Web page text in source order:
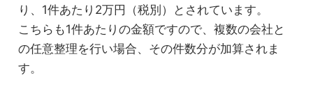
り、1件あたり2万円（税別）とされています。
こちらも1件あたりの金額ですので、複数の会社と
の任意整理を行い場合、その件数分が加算されま
す。